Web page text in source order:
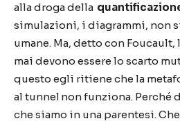
alla droga della
simulazioni, i diagrammi, non
umane. Ma, detto con Foucault,
mai devono essere lo scarto
questo egli ritiene che la
al tunnel non funziona. Perché
che siamo in una parentesi.